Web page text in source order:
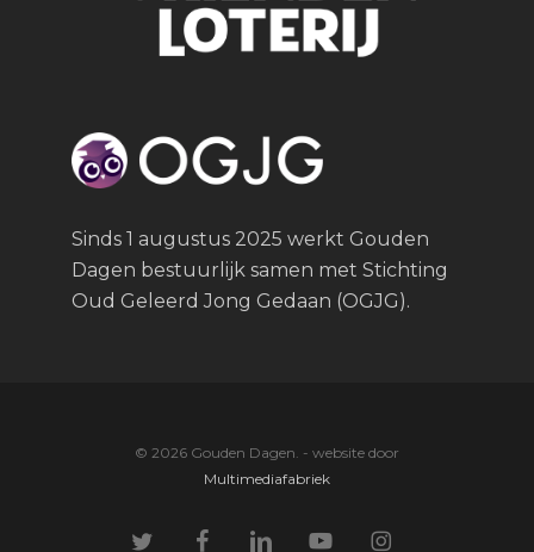
Sinds 1 augustus 2025 werkt Gouden
Dagen bestuurlijk samen met Stichting
Oud Geleerd Jong Gedaan (OGJG).
© 2026 Gouden Dagen. - website door
Multimediafabriek
twitter facebooklinkedin youtube instagram